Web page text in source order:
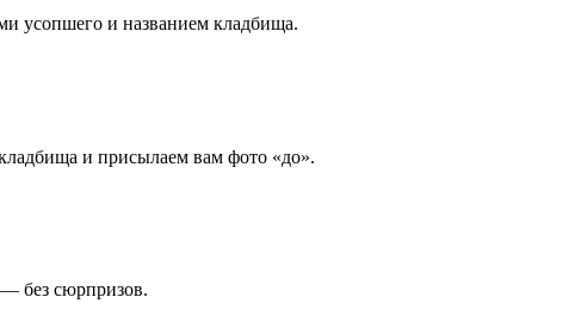
усопшего и названием кладбища.
и присылаем вам фото «до».
без сюрпризов.